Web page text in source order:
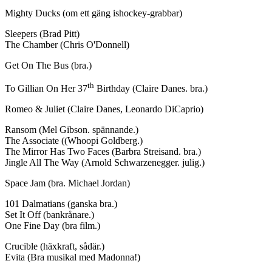
Mighty Ducks (om ett gäng ishockey-grabbar)
Sleepers (Brad Pitt)
The Chamber (Chris O'Donnell)
Get On The Bus (bra.)
To Gillian On Her 37th Birthday (Claire Danes. bra.)
Romeo & Juliet (Claire Danes, Leonardo DiCaprio)
Ransom (Mel Gibson. spännande.)
The Associate ((Whoopi Goldberg.)
The Mirror Has Two Faces (Barbra Streisand. bra.)
Jingle All The Way (Arnold Schwarzenegger. julig.)
Space Jam (bra. Michael Jordan)
101 Dalmatians (ganska bra.)
Set It Off (bankrånare.)
One Fine Day (bra film.)
Crucible (häxkraft, sådär.)
Evita (Bra musikal med Madonna!)